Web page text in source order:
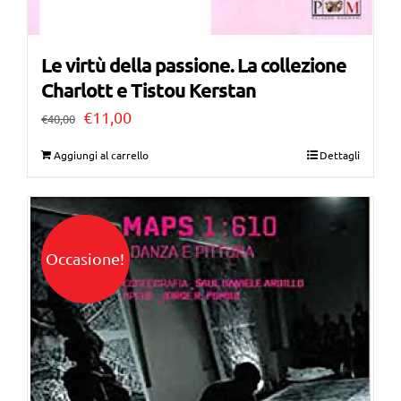
Le virtù della passione. La collezione
Charlott e Tistou Kerstan
€40,00 Il
era:
€40,00.
€11,00Il
è:
€11,00.
Aggiungi al carrello Dettagli
Occasione!